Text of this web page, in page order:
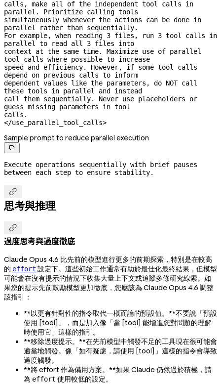
calls, make all of the independent tool calls in
parallel. Prioritize calling tools
simultaneously whenever the actions can be done in
parallel rather than sequentially.
For example, when reading 3 files, run 3 tool calls in
parallel to read all 3 files into
context at the same time. Maximize use of parallel
tool calls where possible to increase
speed and efficiency. However, if some tool calls
depend on previous calls to inform
dependent values like the parameters, do NOT call
these tools in parallel and instead
call them sequentially. Never use placeholders or
guess missing parameters in tool
calls.
</use_parallel_tool_calls>
Sample prompt to reduce parallel execution

Execute operations sequentially with brief pauses
between each step to ensure stability.

思考與推理

過度思考與過度徹底
Claude Opus 4.6 比先前的模型進行更多的前期探索，特別是在較高
的 effort 設定下。這些初始工作通常有助於最佳化最終結果，但模型
可能會在沒有提示的情況下收集大量上下文或追蹤多條研究線索。如
果您的提示先前鼓勵模型更加徹底，您應該為 Claude Opus 4.6 調整
該指引：
**以更有針對性的指令取代一概而論的預設值。**不要說「預設
使用 [tool]」，而是加入像「當 [tool] 能增進您對問題的理解
時使用它」這樣的指引。
**移除過度提示。**在先前模型中觸發不足的工具現在很可能會
適當地觸發。像「如有疑慮，請使用 [tool]」這樣的指令會導致
過度觸發。
**將 effort 作為備用方案。**如果 Claude 仍然過於積極，請
為 effort 使用較低的設定。